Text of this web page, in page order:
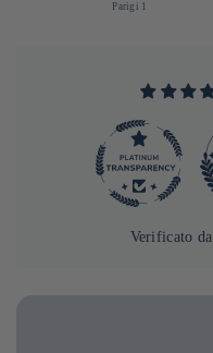
Parigi 1
Verificato da